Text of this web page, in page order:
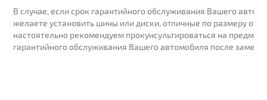
В случае, если срок гарантийного обслуживания Вашего
желаете установить шины или диски, отличные по размеру от
настоятельно рекомендуем прокунсультироваться на предмет
гарантийного обслуживания Вашего автомобиля после